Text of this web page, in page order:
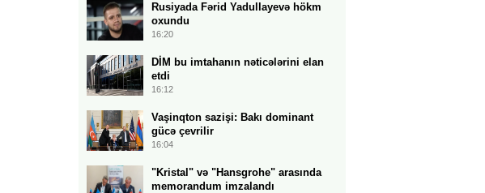
Rusiyada Fərid Yadullayevə hökm
oxundu
16:20
DİM bu imtahanın nəticələrini elan
etdi
16:12
Vaşinqton sazişi: Bakı dominant
gücə çevrilir
16:04
"Kristal" və "Hansgrohe" arasında
memorandum imzalandı